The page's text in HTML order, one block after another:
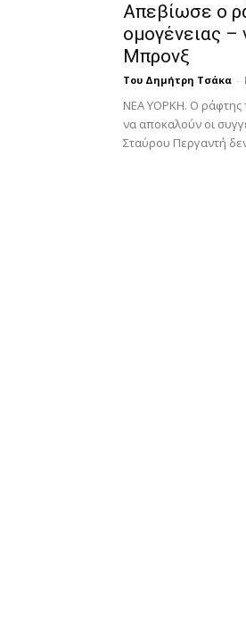
Απεβίωσε ο
ομογένειας
Μπρονξ
Του Δημήτρη Τσάκα -
ΝΕΑ ΥΟΡΚΗ. Ο ράφτης
να αποκαλούν οι
Σταύρου Περγαντή